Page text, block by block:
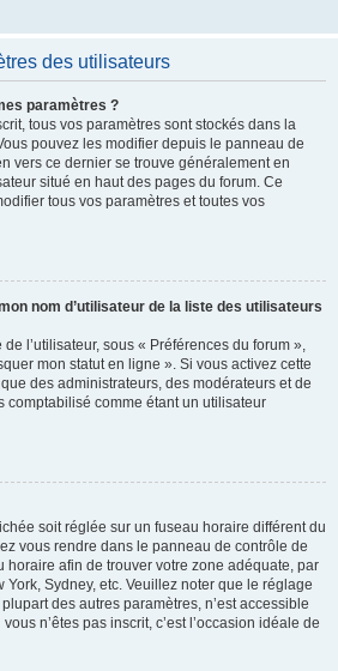
des utilisateurs
paramètres ?
tous vos paramètres sont stockés dans la
pouvez les modifier depuis le panneau de
vers ce dernier se trouve généralement en
situé en haut des pages du forum. Ce
tous vos paramètres et toutes vos
nom d’utilisateur de la liste des utilisateurs
l’utilisateur, sous « Préférences du forum »,
mon statut en ligne ». Si vous activez cette
des administrateurs, des modérateurs et de
comptabilisé comme étant un utilisateur
soit réglée sur un fuseau horaire différent du
vous rendre dans le panneau de contrôle de
horaire afin de trouver votre zone adéquate, par
Sydney, etc. Veuillez noter que le réglage
des autres paramètres, n’est accessible
n’êtes pas inscrit, c’est l’occasion idéale de